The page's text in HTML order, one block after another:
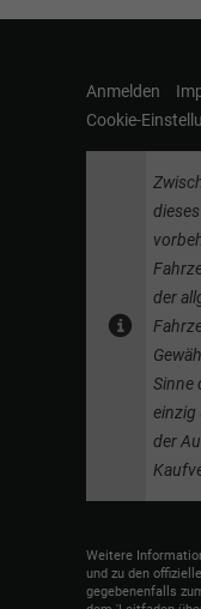
Anmelden
Cookie-
der
Sinne
einzig
der
Weitere
und zu den
gegebenenfalls